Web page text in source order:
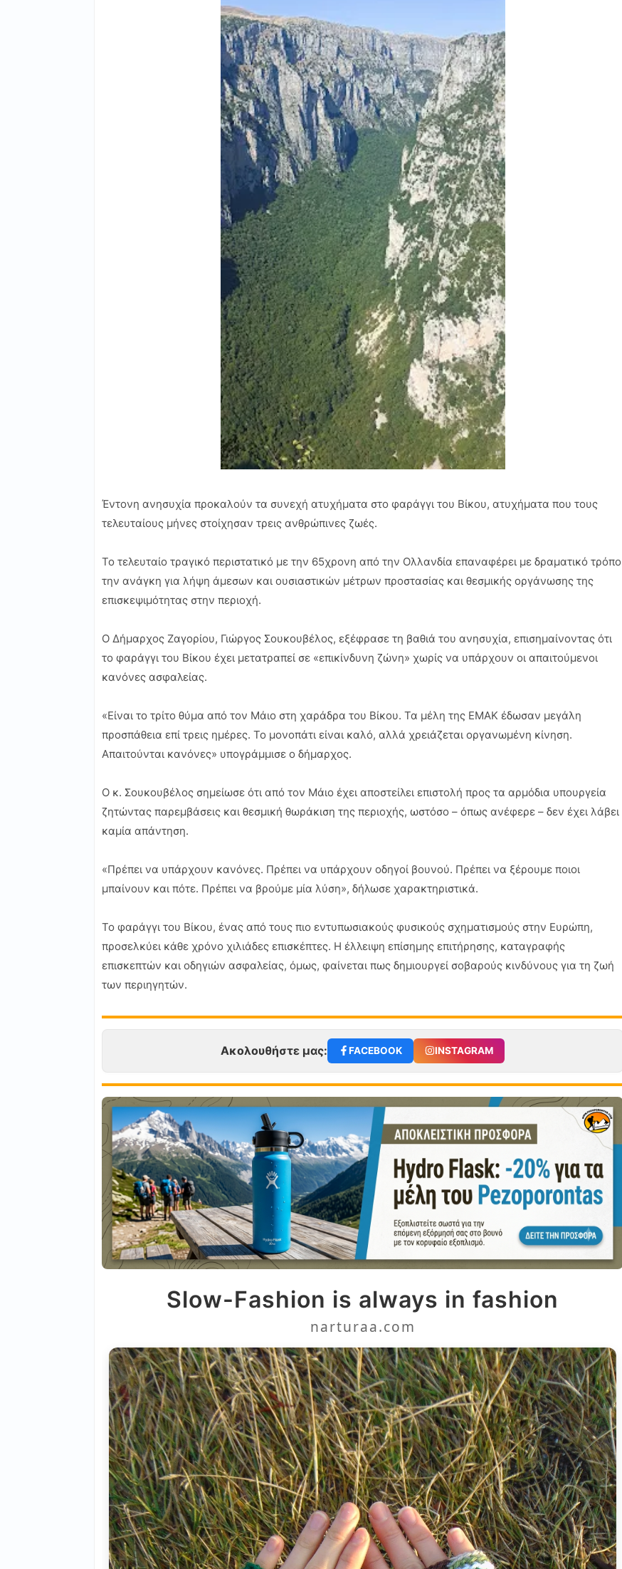
Έντονη ανησυχία προκαλούν τα συνεχή ατυχήματα στο φαράγγι του Βίκου, ατυχήματα που τους
τελευταίους μήνες στοίχησαν τρεις ανθρώπινες ζωές.
Το τελευταίο τραγικό περιστατικό με την 65χρονη από την Ολλανδία επαναφέρει με δραματικό τρόπο
την ανάγκη για λήψη άμεσων και ουσιαστικών μέτρων προστασίας και θεσμικής οργάνωσης της
επισκεψιμότητας στην περιοχή.
Ο Δήμαρχος Ζαγορίου, Γιώργος Σουκουβέλος, εξέφρασε τη βαθιά του ανησυχία, επισημαίνοντας ότι
το φαράγγι του Βίκου έχει μετατραπεί σε «επικίνδυνη ζώνη» χωρίς να υπάρχουν οι απαιτούμενοι
κανόνες ασφαλείας.
«Είναι το τρίτο θύμα από τον Μάιο στη χαράδρα του Βίκου. Τα μέλη της ΕΜΑΚ έδωσαν μεγάλη
προσπάθεια επί τρεις ημέρες. Το μονοπάτι είναι καλό, αλλά χρειάζεται οργανωμένη κίνηση.
Απαιτούνται κανόνες» υπογράμμισε ο δήμαρχος.
Ο κ. Σουκουβέλος σημείωσε ότι από τον Μάιο έχει αποστείλει επιστολή προς τα αρμόδια υπουργεία
ζητώντας παρεμβάσεις και θεσμική θωράκιση της περιοχής, ωστόσο – όπως ανέφερε – δεν έχει λάβει
καμία απάντηση.
«Πρέπει να υπάρχουν κανόνες. Πρέπει να υπάρχουν οδηγοί βουνού. Πρέπει να ξέρουμε ποιοι
μπαίνουν και πότε. Πρέπει να βρούμε μία λύση», δήλωσε χαρακτηριστικά.
Το φαράγγι του Βίκου, ένας από τους πιο εντυπωσιακούς φυσικούς σχηματισμούς στην Ευρώπη,
προσελκύει κάθε χρόνο χιλιάδες επισκέπτες. Η έλλειψη επίσημης επιτήρησης, καταγραφής
επισκεπτών και οδηγιών ασφαλείας, όμως, φαίνεται πως δημιουργεί σοβαρούς κινδύνους για τη ζωή
των περιηγητών.
Ακολουθήστε μας: FACEBOOK INSTAGRAM
Slow-Fashion is always in fashion
narturaa.com